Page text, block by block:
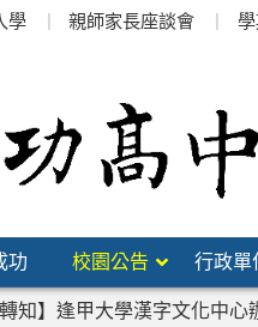
學 親師家長座談會
功 校園公告 行政單
轉知】逢甲大學漢字文化中